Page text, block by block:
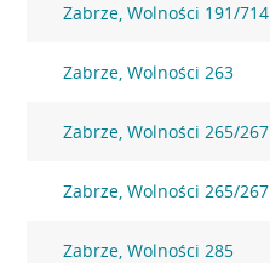
Zabrze, Wolności 191/714
Zabrze, Wolności 263
Zabrze, Wolności 265/267
Zabrze, Wolności 265/267
Zabrze, Wolności 285